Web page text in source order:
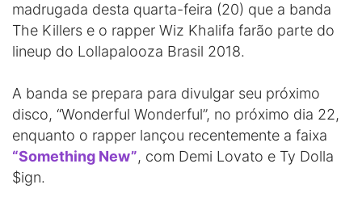
madrugada desta quarta-feira (20) que a banda
The Killers e o rapper Wiz Khalifa farão parte do
lineup do Lollapalooza Brasil 2018.
A banda se prepara para divulgar seu próximo
disco, “Wonderful Wonderful”, no próximo dia 22,
enquanto o rapper lançou recentemente a faixa
“Something New”, com Demi Lovato e Ty Dolla
$ign.